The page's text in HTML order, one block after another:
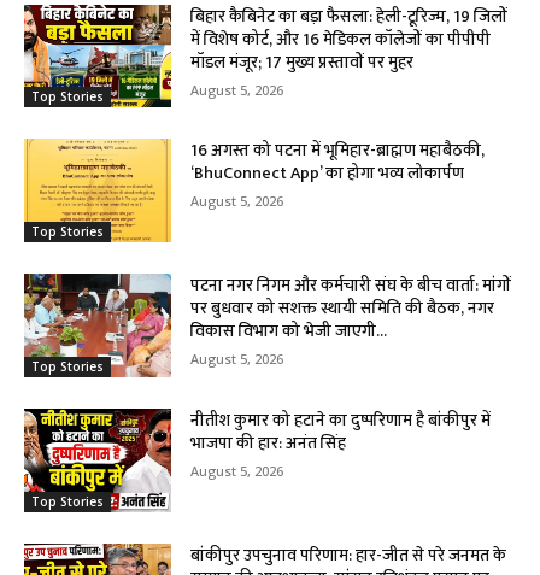
Top Stories
बिहार कैबिनेट का बड़ा फैसला: हेली-टूरिज्म, 19 जिलों
में विशेष कोर्ट, और 16 मेडिकल कॉलेजों का पीपीपी
मॉडल मंजूर; 17 मुख्य प्रस्तावों पर मुहर
August 5, 2026
Top Stories
16 अगस्त को पटना में भूमिहार-ब्राह्मण महाबैठकी,
‘BhuConnect App’ का होगा भव्य लोकार्पण
August 5, 2026
Top Stories
पटना नगर निगम और कर्मचारी संघ के बीच वार्ता: मांगों
पर बुधवार को सशक्त स्थायी समिति की बैठक, नगर
विकास विभाग को भेजी जाएगी...
August 5, 2026
Top Stories
नीतीश कुमार को हटाने का दुष्परिणाम है बांकीपुर में
भाजपा की हार: अनंत सिंह
August 5, 2026
बांकीपुर उपचुनाव परिणाम: हार-जीत से परे जनमत के